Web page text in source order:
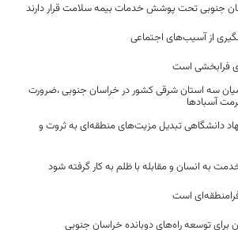
از آسیب‌های اجتماعی
فرابخشی است
میان سه استان شرقی کشور در خراسان جنوبی ،ضرورت
آسبادها
دانشگاهی تبدیل مزیت‌های منطقه‌ای به ثروت و
به انسان و مقابله با ظلم به کار گرفته شود
است